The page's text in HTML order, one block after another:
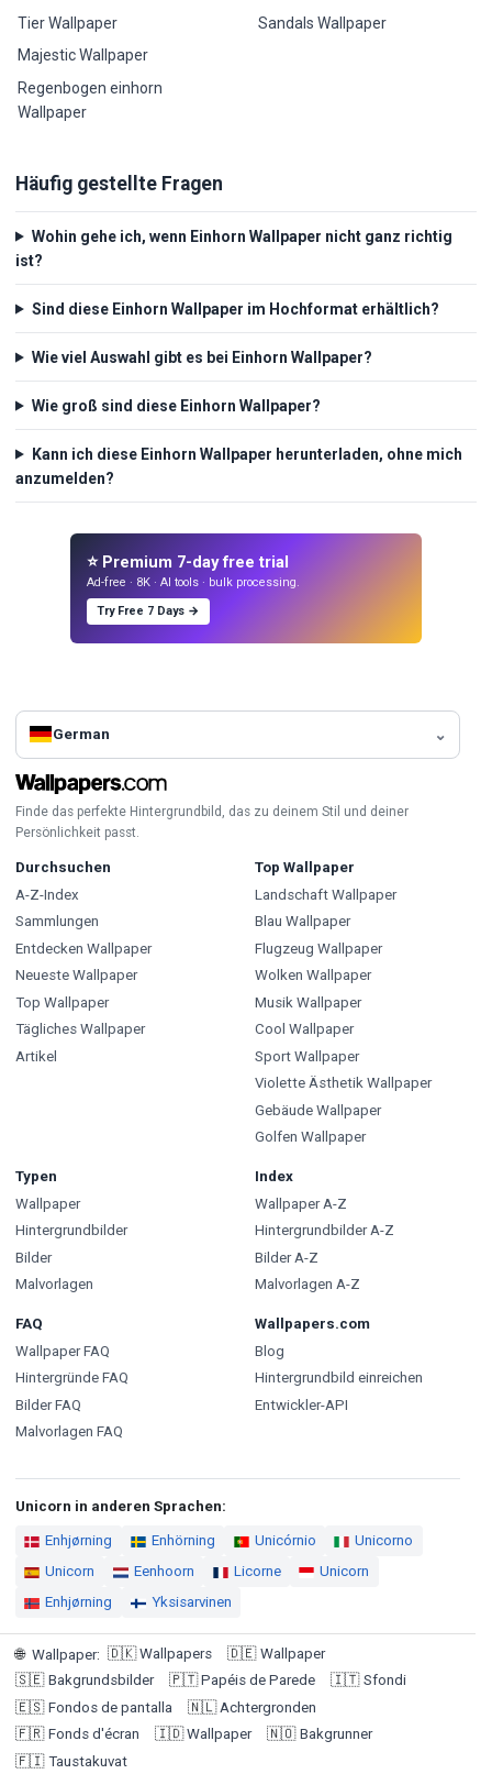
Tier Wallpaper
Majestic Wallpaper
Regenbogen einhorn
Wallpaper
Sandals Wallpaper
Häufig gestellte Fragen
Wohin gehe ich, wenn Einhorn Wallpaper nicht ganz richtig
ist?
Sind diese Einhorn Wallpaper im Hochformat erhältlich?
Wie viel Auswahl gibt es bei Einhorn Wallpaper?
Wie groß sind diese Einhorn Wallpaper?
Kann ich diese Einhorn Wallpaper herunterladen, ohne mich
anzumelden?
⭐ Premium 7-day free trial
Ad-free · 8K · AI tools · bulk processing.
Try Free 7 Days →
German
Finde das perfekte Hintergrundbild, das zu deinem Stil und deiner
Persönlichkeit passt.
Durchsuchen
A-Z-Index
Sammlungen
Entdecken Wallpaper
Neueste Wallpaper
Top Wallpaper
Tägliches Wallpaper
Artikel
Top Wallpaper
Landschaft Wallpaper
Blau Wallpaper
Flugzeug Wallpaper
Wolken Wallpaper
Musik Wallpaper
Cool Wallpaper
Sport Wallpaper
Violette Ästhetik Wallpaper
Gebäude Wallpaper
Golfen Wallpaper
Typen
Wallpaper
Hintergrundbilder
Bilder
Malvorlagen
Index
Wallpaper A-Z
Hintergrundbilder A-Z
Bilder A-Z
Malvorlagen A-Z
FAQ
Wallpaper FAQ
Hintergründe FAQ
Bilder FAQ
Malvorlagen FAQ
Wallpapers.com
Blog
Hintergrundbild einreichen
Entwickler-API
Unicorn in anderen Sprachen:
Enhjørning Enhörning Unicórnio
Unicorno
Unicorn
Eenhoorn Licorne
Unicorn
Enhjørning
Yksisarvinen
🌐 Wallpaper: 🇩🇰 Wallpapers 🇩🇪 Wallpaper
🇸🇪 Bakgrundsbilder 🇵🇹 Papéis de Parede 🇮🇹 Sfondi
🇪🇸 Fondos de pantalla 🇳🇱 Achtergronden
🇫🇷 Fonds d'écran 🇮🇩 Wallpaper 🇳🇴 Bakgrunner
🇫🇮 Taustakuvat